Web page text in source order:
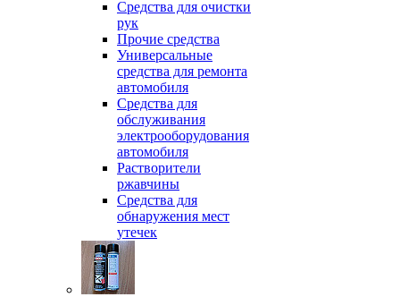
Средства для очистки
рук
Прочие средства
Универсальные
средства для ремонта
автомобиля
Средства для
обслуживания
электрооборудования
автомобиля
Растворители
ржавчины
Средства для
обнаружения мест
утечек